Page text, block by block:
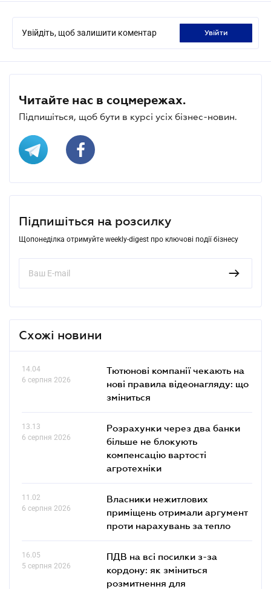
Увійдіть, щоб залишити коментар увійти
Читайте нас в соцмережах.
Підпишіться, щоб бути в курсі усіх бізнес-новин.
Підпишіться на розсилку
Щопонеділка отримуйте weekly-digest про ключові події бізнесу
Схожі новини
14.04
6 серпня 2026
Тютюнові компанії чекають на
нові правила відеонагляду: що
зміниться
13.13
6 серпня 2026
Розрахунки через два банки
більше не блокують
компенсацію вартості
агротехніки
11.02
6 серпня 2026
Власники нежитлових
приміщень отримали аргумент
проти нарахувань за тепло
16.05
5 серпня 2026
ПДВ на всі посилки з-за
кордону: як зміниться
розмитнення для